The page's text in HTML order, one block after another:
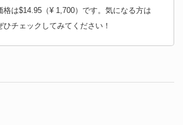
格は$14.95（¥ 1,700）です。気になる方は
ひチェックしてみてください！